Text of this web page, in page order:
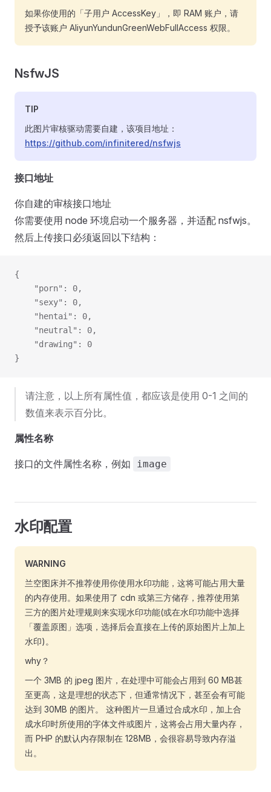
如果你使用的「子用户 AccessKey」，即 RAM 账户，请
授予该账户 AliyunYundunGreenWebFullAccess 权限。
NsfwJS
TIP
此图片审核驱动需要自建，该项目地址：
https://github.com/infinitered/nsfwjs
接口地址
你自建的审核接口地址
你需要使用 node 环境启动一个服务器，并适配 nsfwjs。
然后上传接口必须返回以下结构：
{
    "porn": 0,
    "sexy": 0,
    "hentai": 0,
    "neutral": 0,
    "drawing": 0
}
请注意，以上所有属性值，都应该是使用 0-1 之间的
数值来表示百分比。
属性名称
接口的文件属性名称，例如 image
水印配置
WARNING
兰空图床并不推荐使用你使用水印功能，这将可能占用大量
的内存使用。如果使用了 cdn 或第三方储存，推荐使用第
三方的图片处理规则来实现水印功能(或在水印功能中选择
「覆盖原图」选项，选择后会直接在上传的原始图片上加上
水印)。
why？
一个 3MB 的 jpeg 图片，在处理中可能会占用到 60 MB甚
至更高，这是理想的状态下，但通常情况下，甚至会有可能
达到 30MB 的图片。 这种图片一旦通过合成水印，加上合
成水印时所使用的字体文件或图片，这将会占用大量内存，
而 PHP 的默认内存限制在 128MB，会很容易导致内存溢
出。